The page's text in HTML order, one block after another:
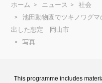
ホーム ニュース
社会
池田動物園でツキノワグ
出した想定 岡山市
写真
This programme includes